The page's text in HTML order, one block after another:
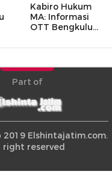
Kabiro Hukum
MA: Informasi
OTT Bengkulu
Internal MA
Part of
2019 Elshintajatim.com.
right reserved